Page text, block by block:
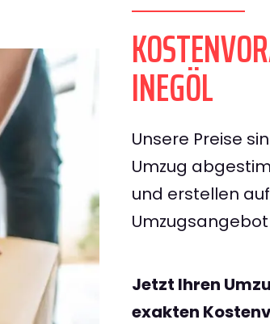
INEGÖL
Unsere Preise
Umzug
und erstellen
Jetzt Ihren
exakten